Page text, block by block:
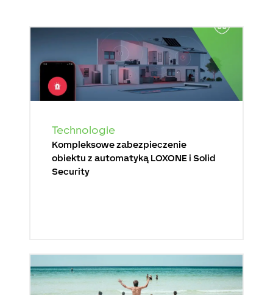
Technologie
Kompleksowe zabezpieczenie
obiektu z automatyką LOXONE i Solid
Security